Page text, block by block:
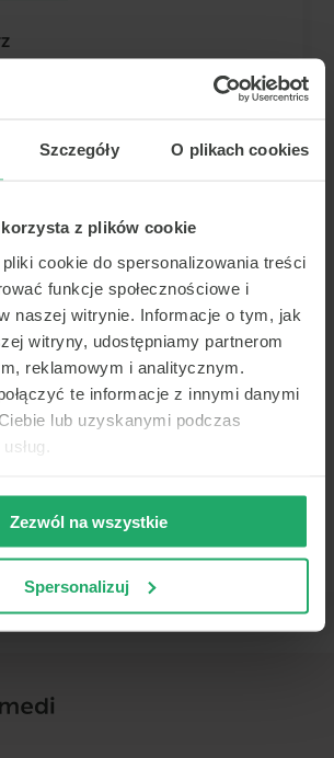
Szczegóły O plikach cookies
z plików cookie
cookie do spersonalizowania treści
funkcje społecznościowe i
naszej witrynie. Informacje o tym, jak
witryny, udostępniamy partnerom
reklamowym i analitycznym.
te informacje z innymi danymi
lub uzyskanymi podczas
Zezwól na wszystkie
Spersonalizuj
tej placówki
Jutro
9 sierpnia
-
-
-
Pon.
10 sierpnia
-
-
-
-
11 sierpnia
-
Brak terminów
dalszych wolnych terminów
dostępnym kalendarzu
(do 2026-09-09).